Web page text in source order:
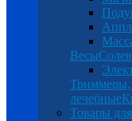
Весы
лечебные
Товары